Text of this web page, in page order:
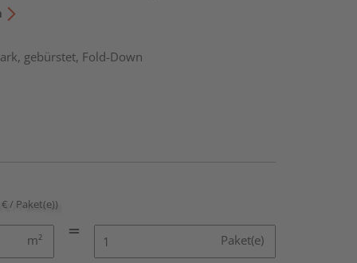
gebürstet, Fold-Down
/ Paket(e))
m² Paket(e)